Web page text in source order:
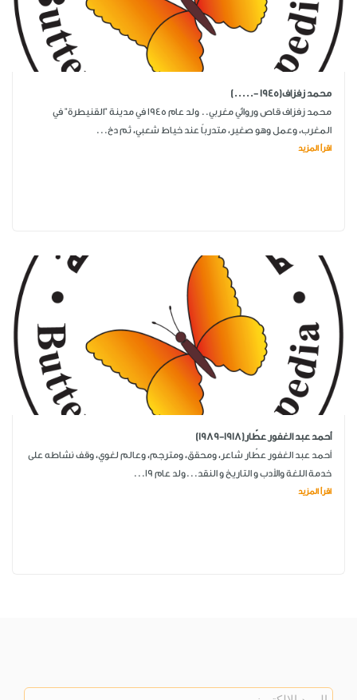
محمد زفزاف(1945 -.....)
محمد زفزاف قاص وروائي مغربي.. ولد عام 1945 في مدينة "القنيطرة" في
المغرب، وعمل وهو صغير، متدرباً عند خياط شعبي، ثم دخ...
اقرأ المزيد
أحمد عبد الغفور عطّار(1918-1989)
أحمد عبد الغفور عطّار شاعر، ومحقق، ومترجم، وعالم لغوي، وقف نشاطه على
خدمة اللغة والأدب و التاريخ و النقد...ولد عام 19...
اقرأ المزيد